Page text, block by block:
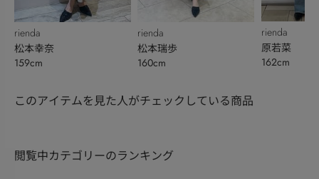
rienda
松本幸奈
159cm
rienda
松本瑞歩
160cm
rienda
原若菜
162cm
このアイテムを見た人がチェックしている商品
閲覧中カテゴリーのランキング